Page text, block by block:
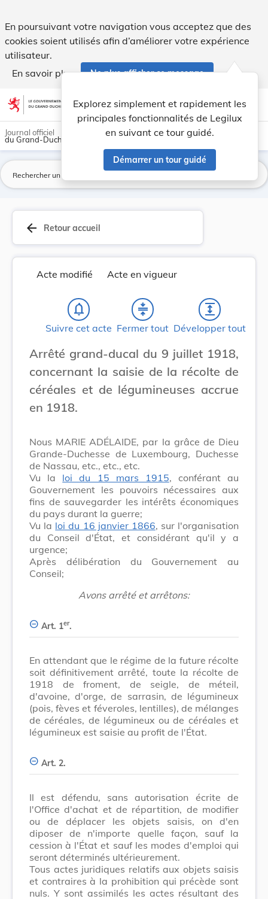
En poursuivant votre navigation vous acceptez que des
cookies soient utilisés afin d’améliorer votre expérience
utilisateur.
En savoir plus
Ne plus afficher ce message
Aller au contenu account_circle help Aide
Explorez simplement et rapidement les
principales fonctionnalités de Legilux
en suivant ce tour guidé.
Démarrer un tour guidé
light_mode dark_mode
Journal officiel
du Grand-Duché de Luxembourg
arrow_back Retour accueil
Acte modifié Acte en vigueur
notifications_none
Suivre cet acte
compress
Fermer tout
expand
Développer tout
Arrêté grand-ducal du 9 juillet 1918,
concernant la saisie de la récolte de
céréales et de légumineuses accrue
en 1918.
Nous MARIE ADÉLAIDE, par la grâce de Dieu
Grande-Duchesse de Luxembourg, Duchesse
de Nassau, etc., etc., etc.
Vu la loi du 15 mars 1915, conférant au
Gouvernement les pouvoirs nécessaires aux
fins de sauvegarder les intérêts économiques
du pays durant la guerre;
Vu la loi du 16 janvier 1866, sur l'organisation
du Conseil d'État, et considérant qu'il y a
urgence;
Après délibération du Gouvernement au
Conseil;
Avons arrêté et arrêtons:
Art. 1er.
En attendant que le régime de la future récolte
soit définitivement arrêté, toute la récolte de
1918 de froment, de seigle, de méteil,
d'avoine, d'orge, de sarrasin, de légumineux
(pois, fèves et féveroles, lentilles), de mélanges
de céréales, de légumineux ou de céréales et
légumineux est saisie au profit de l'État.
Art. 2.
Il est défendu, sans autorisation écrite de
l'Office d'achat et de répartition, de modifier
ou de déplacer les objets saisis, on d'en
diposer de n'importe quelle façon, sauf la
cession à l'État et sauf les modes d'emploi qui
seront déterminés ultérieurement.
Tous actes juridiques relatifs aux objets saisis
et contraires à la prohibition qui précède sont
nuls. Y sont assimilés les actes résultant des